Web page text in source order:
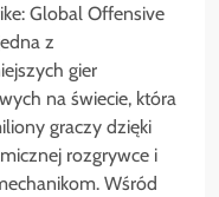
Global Offensive
z
gier
na świecie, która
graczy dzięki
rozgrywce i
Wśród